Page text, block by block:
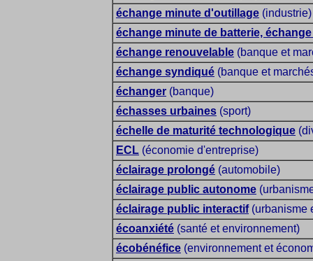
échange minute d'outillage (industrie)
échange minute de batterie,
échange renouvelable (banque et
échange syndiqué (banque et
échanger (banque)
échasses urbaines (sport)
échelle de maturité technologique
ECL (économie d'entreprise)
éclairage prolongé (automobile)
éclairage public autonome
éclairage public interactif(urbanisme
écoanxiété (santé et environnement)
écobénéfice (environnement et